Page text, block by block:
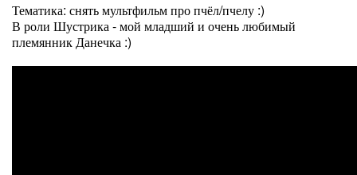
Тематика: снять мультфильм про пчёл/пчелу :)
В роли Шустрика - мой младший и очень любимый
племянник Данечка :)